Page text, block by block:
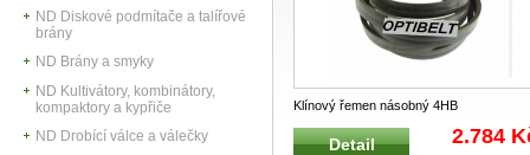
ND Diskové podmítače a talířové
brány
ND Brány a smyky
ND Kultivátory, kombinátory,
kompaktory a kypřiče
ND Drobící válce a válečky
Klínový řemen násobný 4HB
FORTSCHRITT 4240023387 Klínové
řemeny o...
Detail 2.784